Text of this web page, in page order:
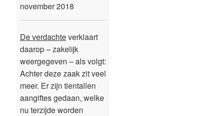
november 2018
De verdachteverklaart
daarop – zakelijk
weergegeven – als volgt:
Achter deze zaak zit veel
meer. Er zijn tientallen
aangiftes gedaan, welke
nu terzijde worden